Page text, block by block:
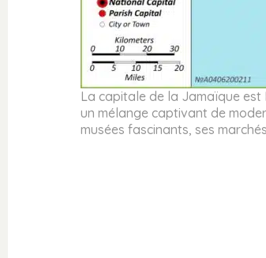
La capitale de la Jamaïque
un mélange captivant de
musées fascinants, ses